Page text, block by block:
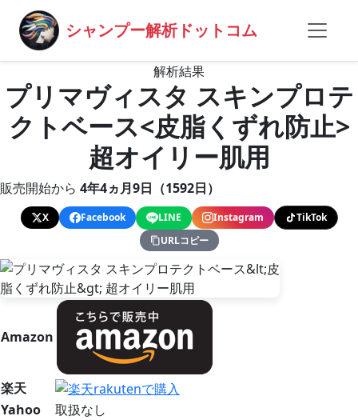
シャンプー解析ドットコム
解析結果
プリマヴィスタ スキンプロテ
クトベース<皮脂くずれ防止>
超オイリー肌用
販売開始から 4年4ヵ月9日（1592日）
X Facebook LINE Instagram
TikTok
URLコピー
Amazon
楽天
Yahoo
取扱なし